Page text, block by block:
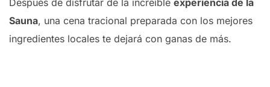
Sauna, una cena tracional preparada con los mejores
ingredientes locales te dejará con ganas de más.